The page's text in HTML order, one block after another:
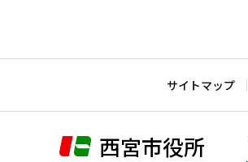
ま
サイトマップ
西宮市役所